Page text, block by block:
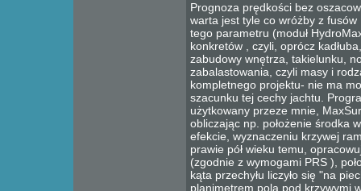
Prognoza prędkości bez
warta jest tyle co wróżby z
tego parametru (moduł
konkretów , czyli, oprócz
zabudowy wnętrza, takielunku,
zabalastowania, czyli masy i
kompletnego projektu- nie ma
szacunku tej cechy jachtu.
użytkowany przeze mnie,
obliczając np. położenie środka
efekcie, wyznaczeniu krzywej
prawie pół wieku temu,
(zgodnie z wymogami PRS ),
kąta przechyłu liczyło się "na
planimetrem pola pod krzywymi